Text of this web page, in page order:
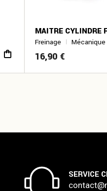
MAITRE CYLINDRE
Freinage Mécanique
16,90 €
SERVICE